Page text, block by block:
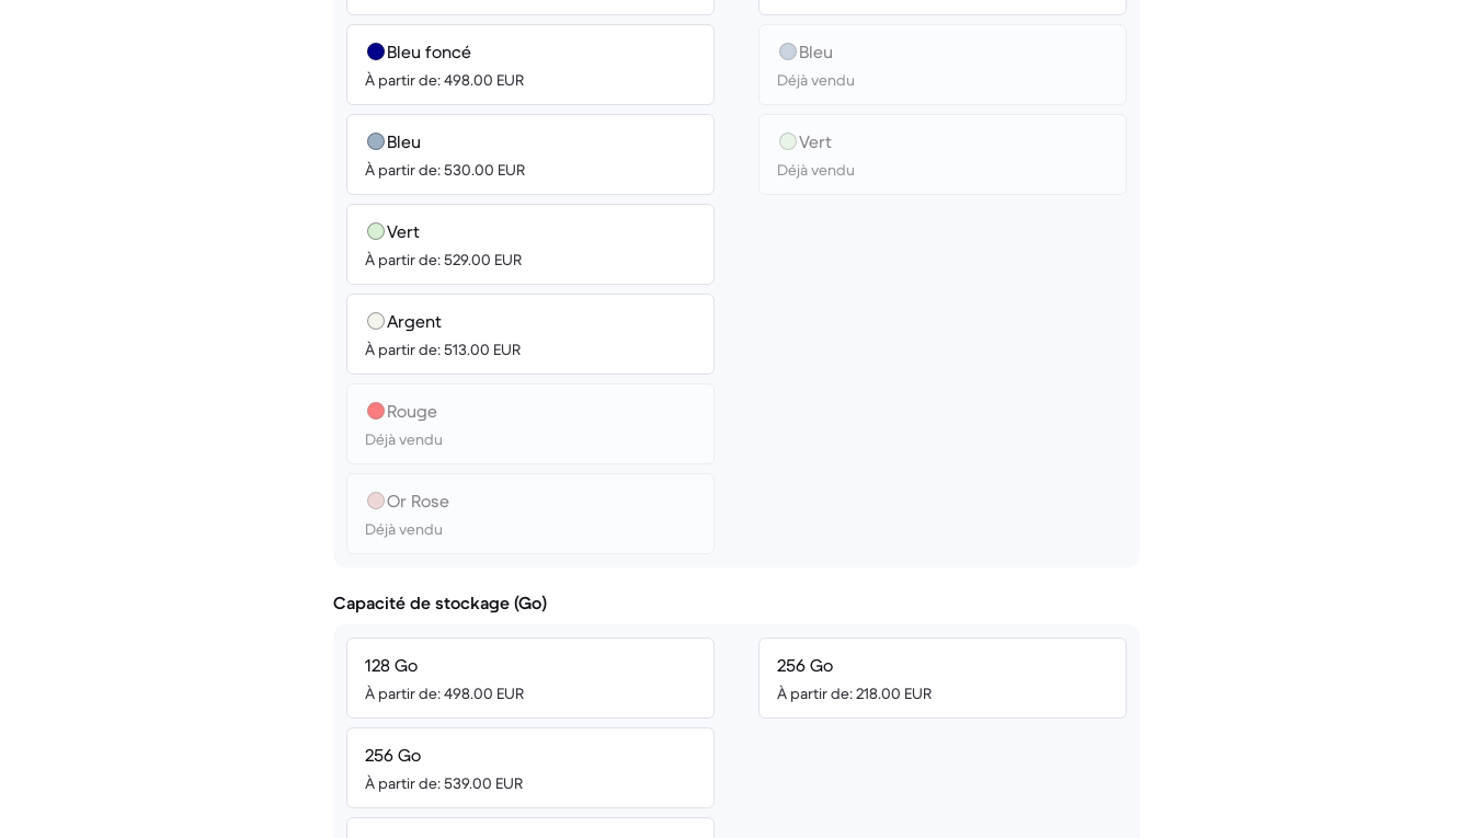
Bleu foncé
À partir de: 498.00 EUR
Bleu
À partir de: 530.00 EUR
Vert
À partir de: 529.00 EUR
Argent
À partir de: 513.00 EUR
Rouge
Déjà vendu
Or Rose
Déjà vendu
Bleu
Déjà vendu
Vert
Déjà vendu
Capacité de stockage (Go)
128 Go
À partir de: 498.00 EUR
256 Go
À partir de: 539.00 EUR
256 Go
À partir de: 218.00 EUR